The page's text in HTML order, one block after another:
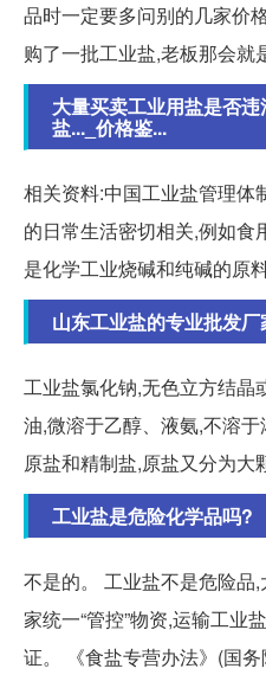
品时一定要多问别的几家价
购了一批工业盐,老板那会就
大量买卖工业用盐是否
盐..._价格鉴...
相关资料:中国工业盐管理体
的日常生活密切相关,例如食
是化学工业烧碱和纯碱的原料
山东工业盐的专业批发
工业盐氯化钠,无色立方结晶
油,微溶于乙醇、液氨,不溶
原盐和精制盐,原盐又分为大
工业盐是危险化学品吗?
不是的。 工业盐不是危险品
家统一“管控”物资,运输工业
证。 《食盐专营办法》(国务